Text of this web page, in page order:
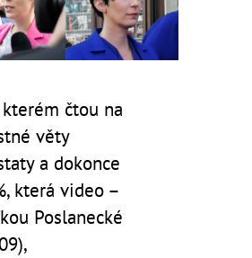
čtou na
věty
a dokonce
která video –
Poslanecké